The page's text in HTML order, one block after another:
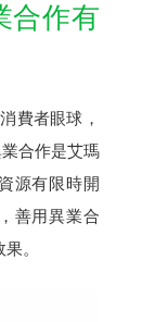
合作有
費者眼球，
合作是艾瑪
源有限時開
善用異業合
。